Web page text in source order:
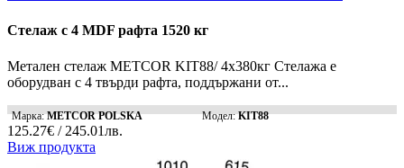
Стелаж с 4 MDF рафта 1520 кг
Метален стелаж METCOR KIT88/ 4x380кг Стелажа е
оборудван с 4 твърди рафта, поддържани от...
Марка:METCOR POLSKA Модел:KIT88
125.27€ / 245.01лв.
Виж продукта